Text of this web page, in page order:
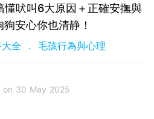
懂吠叫6大原因＋正確安撫與
安心你也清静！
全 毛孩行為與心理
on 30 May 2025